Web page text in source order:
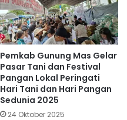
Pemkab Gunung Mas Gelar
Pasar Tani dan Festival
Pangan Lokal Peringati
Hari Tani dan Hari Pangan
Sedunia 2025
24 Oktober 2025